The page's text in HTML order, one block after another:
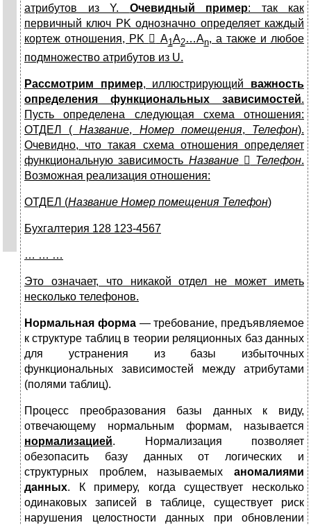
атрибутов из Y. Очевидный пример: так как
первичный ключ PK однозначно определяет каждый
кортеж отношения, PK  A1A2…An, а также и любое
подмножество атрибутов из U.
Рассмотрим пример, иллюстрирующий важность
определения функциональных зависимостей.
Пусть определена следующая схема отношения:
ОТДЕЛ (Название, Номер помещения, Телефон).
Очевидно, что такая схема отношения определяет
функциональную зависимость Название  Телефон.
Возможная реализация отношения:
ОТДЕЛ (Название Номер помещения Телефон)
Бухгалтерия 128 123-4567
… … …
Это означает, что никакой отдел не может иметь
несколько телефонов.
Нормальная форма— требование, предъявляемое
к структуре таблиц в теории реляционных баз данных
для устранения из базы избыточных
функциональных зависимостей между атрибутами
(полями таблиц).
Процесс преобразования базы данных к виду,
отвечающему нормальным формам, называется
нормализацией. Нормализация позволяет
обезопасить базу данных от логических и
структурных проблем, называемых аномалиями
данных. К примеру, когда существует несколько
одинаковых записей в таблице, существует риск
нарушения целостности данных при обновлении